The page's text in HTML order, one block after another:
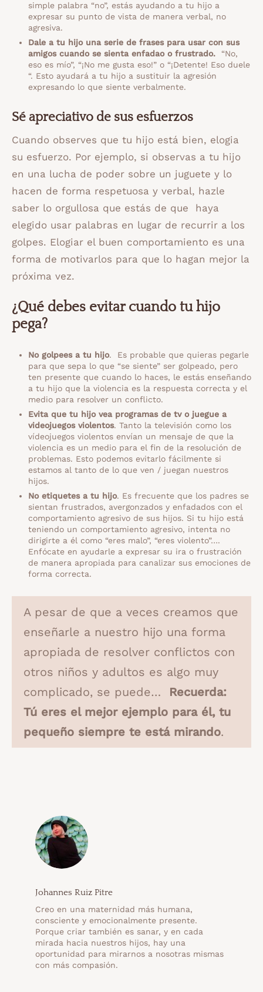
simple palabra “no”, estás ayudando a tu hijo a
expresar su punto de vista de manera verbal, no
agresiva.
Dale a tu hijo una serie de frases para usar con sus
amigos cuando se sienta enfadao o frustrado. “No,
eso es mío”, “¡No me gusta eso!” o “¡Detente! Eso duele
“. Esto ayudará a tu hijo a sustituir la agresión
expresando lo que siente verbalmente.
Sé apreciativo de sus esfuerzos
Cuando observes que tu hijo está bien, elogia
su esfuerzo. Por ejemplo, si observas a tu hijo
en una lucha de poder sobre un juguete y lo
hacen de forma respetuosa y verbal, hazle
saber lo orgullosa que estás de que haya
elegido usar palabras en lugar de recurrir a los
golpes. Elogiar el buen comportamiento es una
forma de motivarlos para que lo hagan mejor la
próxima vez.
¿Qué debes evitar cuando tu hijo
pega?
No golpees a tu hijo. Es probable que quieras pegarle
para que sepa lo que “se siente” ser golpeado, pero
ten presente que cuando lo haces, le estás enseñando
a tu hijo que la violencia es la respuesta correcta y el
medio para resolver un conflicto.
Evita que tu hijo vea programas de tv o juegue a
videojuegos violentos. Tanto la televisión como los
vídeojuegos violentos envían un mensaje de que la
violencia es un medio para el fin de la resolución de
problemas. Esto podemos evitarlo fácilmente si
estamos al tanto de lo que ven / juegan nuestros
hijos.
No etiquetes a tu hijo. Es frecuente que los padres se
sientan frustrados, avergonzados y enfadados con el
comportamiento agresivo de sus hijos. Si tu hijo está
teniendo un comportamiento agresivo, intenta no
dirigirte a él como “eres malo”, “eres violento”….
Enfócate en ayudarle a expresar su ira o frustración
de manera apropiada para canalizar sus emociones de
forma correcta.
A pesar de que a veces creamos que
enseñarle a nuestro hijo una forma
apropiada de resolver conflictos con
otros niños y adultos es algo muy
complicado, se puede… Recuerda:
Tú eres el mejor ejemplo para él, tu
pequeño siempre te está mirando.
Johannes Ruiz Pitre
Creo en una maternidad más humana,
consciente y emocionalmente presente.
Porque criar también es sanar, y en cada
mirada hacia nuestros hijos, hay una
oportunidad para mirarnos a nosotras mismas
con más compasión.